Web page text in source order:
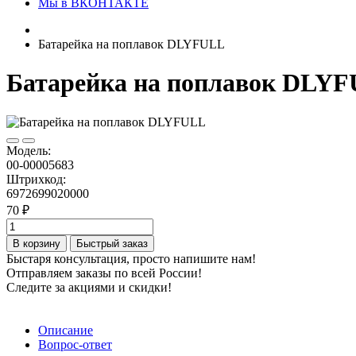
Мы в ВКОНТАКТЕ
Батарейка на поплавок DLYFULL
Батарейка на поплавок
Модель:
00-00005683
Штрихкод:
6972699020000
70 ₽
В корзину Быстрый заказ
Быстаря консультация, просто напишите нам!
Отправляем заказы по всей России!
Следите за акциями и скидки!
Описание
Вопрос-ответ